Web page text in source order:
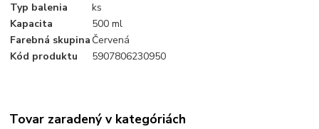
Typ balenia
ks
Kapacita
500 ml
Farebná skupina Červená
Kód produktu
5907806230950
Tovar zaradený v kategóriách